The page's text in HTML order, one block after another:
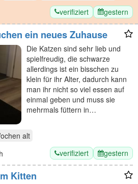
verifiziert gestern
ein neues Zuhause
Die Katzen sind sehr lieb und
spielfreudig, die schwarze
allerdings ist ein bisschen zu
klein für ihr Alter, dadurch kann
man ihr nicht so viel essen auf
einmal geben und muss sie
mehrmals füttern in…
alt
verifiziert gestern
Kitten